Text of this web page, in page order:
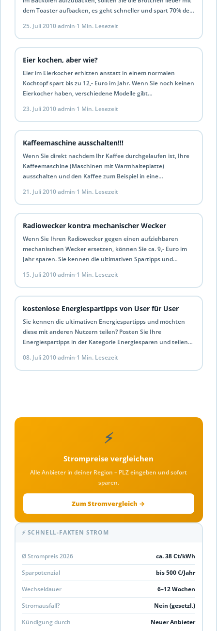
dem Toaster aufbacken, es geht schneller und spart 70% der
25. Juli 2010·admin·1 Min. Lesezeit
Eier kochen, aber wie?
Eier im Eierkocher erhitzen anstatt in einem normalen
Kochtopf spart bis zu 12,- Euro im Jahr. Wenn Sie noch keinen
Eierkocher haben, verschiedene Modelle gibt…
23. Juli 2010·admin·1 Min. Lesezeit
Kaffeemaschine ausschalten!!!
Wenn Sie direkt nachdem Ihr Kaffee durchgelaufen ist, Ihre
Kaffeemaschine (Maschinen mit Warmhalteplatte)
ausschalten und den Kaffee zum Beispiel in eine
21. Juli 2010·admin·1 Min. Lesezeit
Radiowecker kontra mechanischer Wecker
Wenn Sie Ihren Radiowecker gegen einen aufziehbaren
mechanischen Wecker ersetzen, können Sie ca. 9,- Euro im
Jahr sparen. Sie kennen die ultimativen Spartipps und
15. Juli 2010·admin·1 Min. Lesezeit
kostenlose Energiespartipps von User für User
Sie kennen die ultimativen Energiespartipps und möchten
diese mit anderen Nutzern teilen? Posten Sie Ihre
Energiespartipps in der Kategorie Energiesparen und teilen
08. Juli 2010·admin·1 Min. Lesezeit
⚡
Strompreise vergleichen
Alle Anbieter in deiner Region – PLZ eingeben und sofort
sparen.
Zum Stromvergleich →
⚡ SCHNELL-FAKTEN STROM
Ø Strompreis 2026
ca. 38 Ct/kWh
Sparpotenzial
bis 500 €/Jahr
Wechseldauer
6–12 Wochen
Stromausfall?
Nein (gesetzl.)
Kündigung durch
Neuer Anbieter